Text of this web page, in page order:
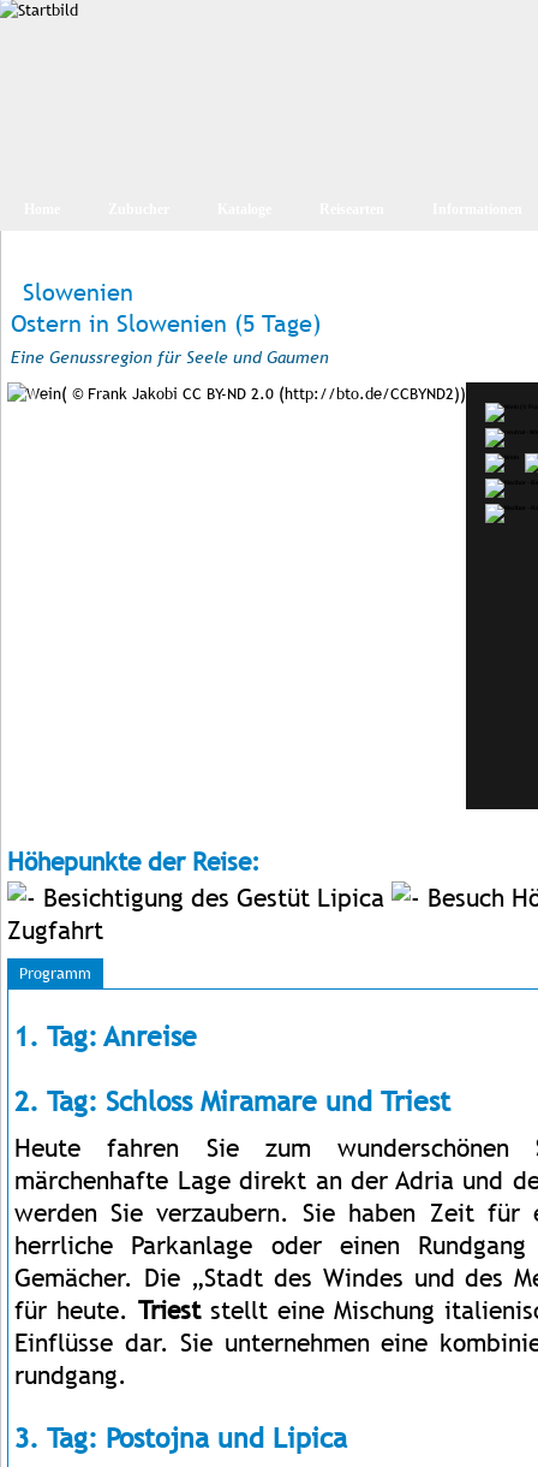
Slowenien
Ostern in Slowenien (5 Tage)
Eine Genussregion für Seele und Gaumen
Höhepunkte der Reise:
Besichtigung des Gestüt Lipica
Besuch
Zugfahrt
Programm
1. Tag: Anreise
2. Tag: Schloss Miramare und Triest
Heute fahren Sie zum wunderschönen
märchenhafte Lage direkt an der Adria und
werden Sie verzaubern. Sie haben Zeit für
herrliche Parkanlage oder einen
Gemächer. Die „Stadt des Windes und des
für heute. Trieststellt eine Mischung
Einflüsse dar. Sie unternehmen eine
rundgang.
3. Tag: Postojna und Lipica